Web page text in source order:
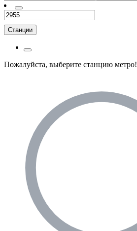
Станции
Пожалуйста, выберите станцию метро!